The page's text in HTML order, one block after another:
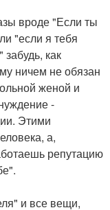
вроде "Если ты
"если я тебя
как
ничем не обязан
женой и
-
Этими
а,
репутацию
и все вещи,